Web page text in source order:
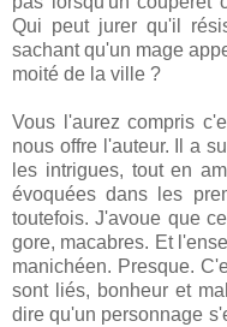
Qui peut jurer qu'il
sachant qu'un mage
moité de la ville ?
Vous l'aurez compris
nous offre l'auteur. Il a
les intrigues, tout en
évoquées dans les
toutefois. J'avoue que
gore, macabres. Et
manichéen. Presque.
sont liés, bonheur et
dire qu'un personnage